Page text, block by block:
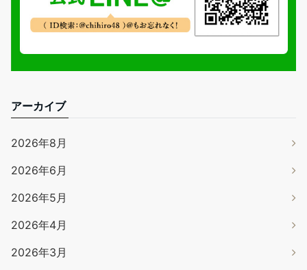
アーカイブ
2026年8月
2026年6月
2026年5月
2026年4月
2026年3月